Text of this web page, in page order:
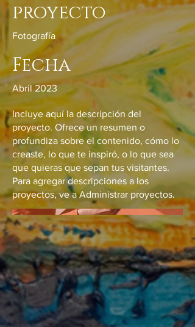
proyecto
Fotografía
Fecha
Abril 2023
Incluye aquí la descripción del
proyecto. Ofrece un resumen o
profundiza sobre el contenido, cómo lo
creaste, lo que te inspiró, o lo que sea
que quieras que sepan tus visitantes.
Para agregar descripciones a los
proyectos, ve a Administrar proyectos.